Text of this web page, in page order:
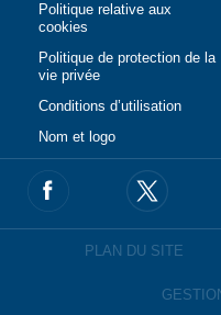
Politique relative aux
cookies
Politique de protection de la
vie privée
Conditions d’utilisation
Nom et logo
PLAN DU SITE